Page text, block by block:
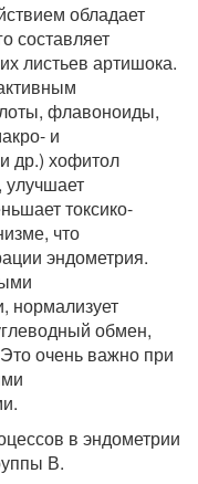
обладает
составляет
листьев артишока.
флавоноиды,
и
др.) хофитол
токсико-
что
эндометрия.
нормализует
обмен,
очень важно при
в эндометрии
В.